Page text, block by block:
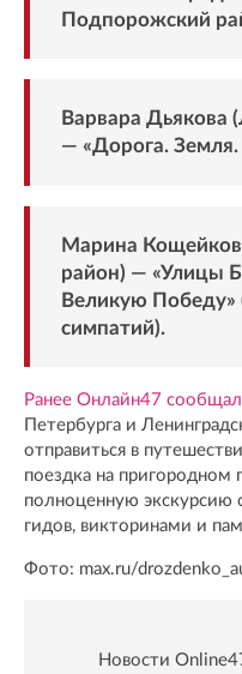
Подпорожский
Варвара Дьякова
— «Дорога.
Марина
район) — «Улицы
Великую Победу»
симпатий).
Ранее Онлайн47
Петербурга и
отправиться в
поездка на пригородном
полноценную экскурсию
гидов, викторинами и
Фото: max.ru/
Новости